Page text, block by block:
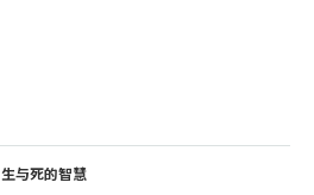
生与死的智慧